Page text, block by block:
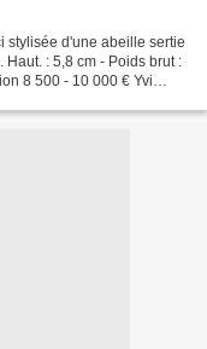
stylisée d'une abeille sertie
: 5,8 cm - Poids brut :
8 500 - 10 000 € Yvi